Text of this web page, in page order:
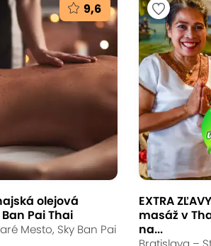
ZĽAVY:
- športová
v Thai La
Bratislava - Podunajské Biskupice
hodnotenie
9,6
olejová
Pai Thai
Mesto, Sky Ban Pai
EXTRA
masáž v
na...